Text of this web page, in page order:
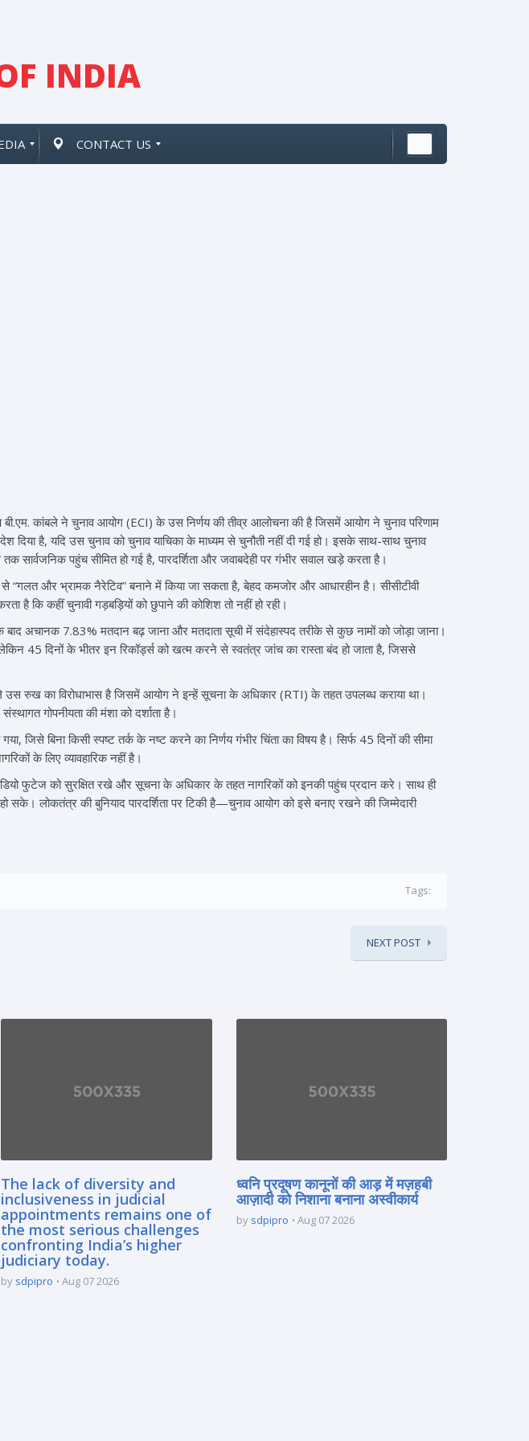
INDIA
CONTACT US
कांबले ने चुनाव आयोग (ECI) के उस निर्णय की तीव्र आलोचना की है जिसमें आयोग ने चुनाव परिणाम
है, यदि उस चुनाव को चुनाव याचिका के माध्यम से चुनौती नहीं दी गई हो। इसके साथ-साथ चुनाव
पहुंच सीमित हो गई है, पारदर्शिता और जवाबदेही पर गंभीर सवाल खड़े करता है।
और भ्रामक नैरेटिव” बनाने में किया जा सकता है, बेहद कमजोर और आधारहीन है। सीसीटीवी
है कि कहीं चुनावी गड़बड़ियों को छुपाने की कोशिश तो नहीं हो रही।
अचानक 7.83% मतदान बढ़ जाना और मतदाता सूची में संदेहास्पद तरीके से कुछ नामों को जोड़ा जाना।
45 दिनों के भीतर इन रिकॉर्ड्स को खत्म करने से स्वतंत्र जांच का रास्ता बंद हो जाता है, जिससे
रुख का विरोधाभास है जिसमें आयोग ने इन्हें सूचना के अधिकार (RTI) के तहत उपलब्ध कराया था।
संस्थागत गोपनीयता की मंशा को दर्शाता है।
जिसे बिना किसी स्पष्ट तर्क के नष्ट करने का निर्णय गंभीर चिंता का विषय है। सिर्फ 45 दिनों की सीमा
के लिए व्यावहारिक नहीं है।
फुटेज को सुरक्षित रखे और सूचना के अधिकार के तहत नागरिकों को इनकी पहुंच प्रदान करे। साथ ही
सके। लोकतंत्र की बुनियाद पारदर्शिता पर टिकी है—चुनाव आयोग को इसे बनाए रखने की जिम्मेदारी
Tags:
NEXT POST
The lack of diversity and
inclusiveness in judicial
appointments remains one of
the most serious challenges
confronting India’s higher
judiciary today.
by sdpipro Aug 07 2026
ध्वनि प्रदूषण कानूनों की आड़ में मज़हबी
आज़ादी को निशाना बनाना अस्वीकार्य
by sdpipro Aug 07 2026